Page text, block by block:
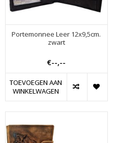
Portemonnee Leer 12x9,5cm.
zwart
€--,--
TOEVOEGEN AAN
WINKELWAGEN